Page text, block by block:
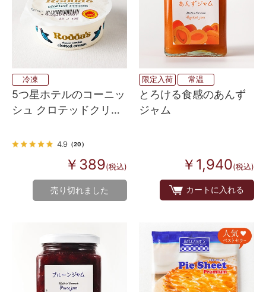
冷凍
5つ星ホテルのコーニッ
シュ クロテッドクリー
4.9 （20）
￥389(税込)
売り切れました
限定入荷 常温
とろける食感のあんず
ジャム
￥1,940(税込)
カートに入れる